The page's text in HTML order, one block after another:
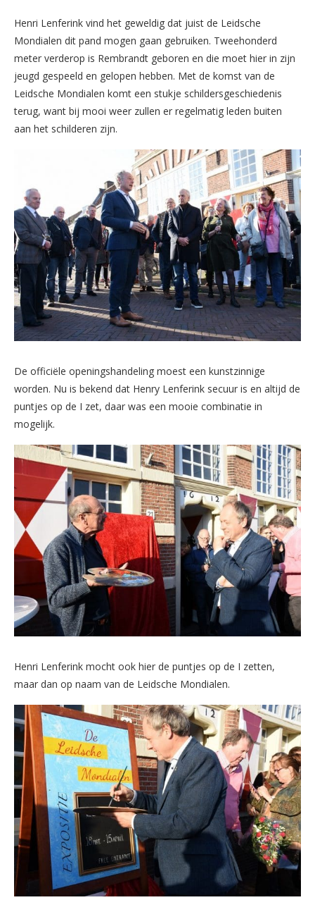
Henri Lenferink vind het geweldig dat juist de Leidsche
Mondialen dit pand mogen gaan gebruiken. Tweehonderd
meter verderop is Rembrandt geboren en die moet hier in zijn
jeugd gespeeld en gelopen hebben. Met de komst van de
Leidsche Mondialen komt een stukje schildersgeschiedenis
terug, want bij mooi weer zullen er regelmatig leden buiten
aan het schilderen zijn.
De officiële openingshandeling moest een kunstzinnige
worden. Nu is bekend dat Henry Lenferink secuur is en altijd de
puntjes op de I zet, daar was een mooie combinatie in
mogelijk.
Henri Lenferink mocht ook hier de puntjes op de I zetten,
maar dan op naam van de Leidsche Mondialen.